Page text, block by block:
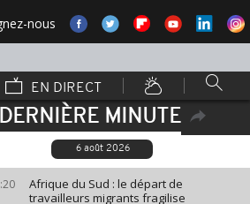
nous
EN DIRECT
DERNIÈRE MINUTE
6 août 2026
Afrique du Sud : le départ de
travailleurs migrants fragilise